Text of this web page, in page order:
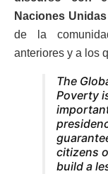
Naciones Unidas
de la
anteriores y a los
The
Poverty
citizens
build a